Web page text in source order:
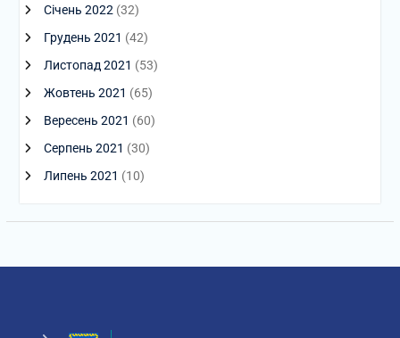
Січень 2022 (32)
Грудень 2021 (42)
Листопад 2021 (53)
Жовтень 2021 (65)
Вересень 2021 (60)
Серпень 2021 (30)
Липень 2021 (10)